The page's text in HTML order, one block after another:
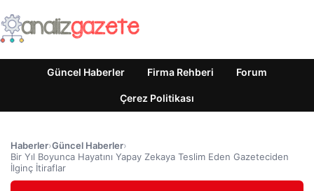
Güncel Haberler Firma Rehberi Forum
Çerez Politikası
Haberler›Güncel Haberler›
Bir Yıl Boyunca Hayatını Yapay Zekaya Teslim Eden Gazeteciden
İlginç İtiraflar